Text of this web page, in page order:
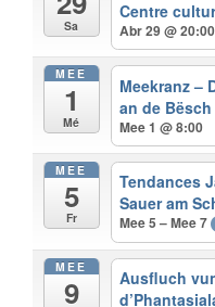
Sa
Centre
Abr 29 @ 20:00
MEE
1
Mé
Meekranz –
an de
Mee 1 @ 8:00
MEE
5
Fr
Tendances
Sauer am
Mee 5 – Mee 7
MEE
9
Ausfluch